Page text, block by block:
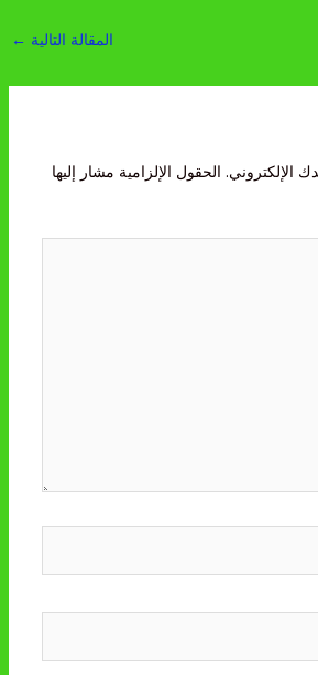
المقالة التالية ←
الإلكتروني. الحقول الإلزامية مشار إليها